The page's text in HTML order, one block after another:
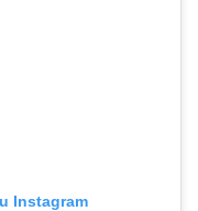
Instagram